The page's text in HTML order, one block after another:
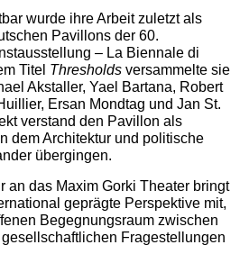
wurde ihre Arbeit zuletzt als
Pavillons der 60.
– La Biennale di
Titel Thresholdsversammelte sie
Akstaller, Yael Bartana, Robert
Ersan Mondtag und Jan St.
verstand den Pavillon als
dem Architektur und politische
übergingen.
an das Maxim Gorki Theater bringt
geprägte Perspektive mit,
Begegnungsraum zwischen
Fragestellungen